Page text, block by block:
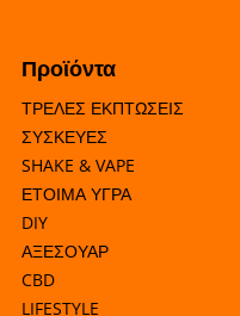
Προϊόντα
ΤΡΕΛΕΣ ΕΚΠΤΩΣΕΙΣ
ΣΥΣΚΕΥΕΣ
SHAKE & VAPE
ΕΤΟΙΜΑ ΥΓΡΑ
DIY
ΑΞΕΣΟΥΑΡ
CBD
LIFESTYLE